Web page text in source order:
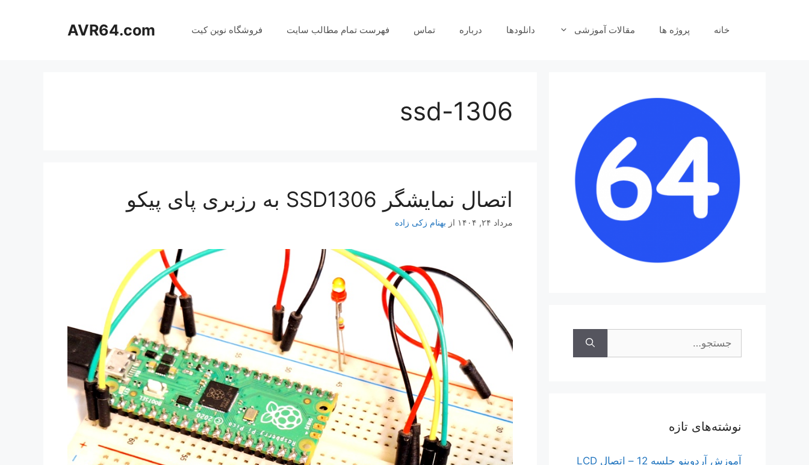
AVR64.com خانه پروژه ها مقالات آموزشی دانلودها درباره تماس فهرست تمام مطالب سایت فروشگاه نوین کیت
ssd-1306
اتصال نمایشگر SSD1306 به رزبری پای پیکو
مرداد ۲۴, ۱۴۰۴ از بهنام زکی زاده
نوشته‌های تازه
آموزش آردوینو جلسه 12 – اتصال LCD